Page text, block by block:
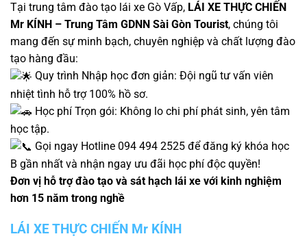
Tại trung tâm đào tạo lái xe Gò Vấp, LÁI XE THỰC CHIẾN
Mr KÍNH – Trung Tâm GDNN Sài Gòn Tourist, chúng tôi
mang đến sự minh bạch, chuyên nghiệp và chất lượng đào
tạo hàng đầu:
Quy trình Nhập học đơn giản: Đội ngũ tư vấn viên
nhiệt tình hỗ trợ 100% hồ sơ.
Học phí Trọn gói: Không lo chi phí phát sinh, yên tâm
học tập.
Gọi ngay Hotline 094 494 2525 để đăng ký khóa học
B gần nhất và nhận ngay ưu đãi học phí độc quyền!
Đơn vị hỗ trợ đào tạo và sát hạch lái xe với kinh nghiệm
hơn 15 năm trong nghề
LÁI XE THỰC CHIẾN Mr KÍNH